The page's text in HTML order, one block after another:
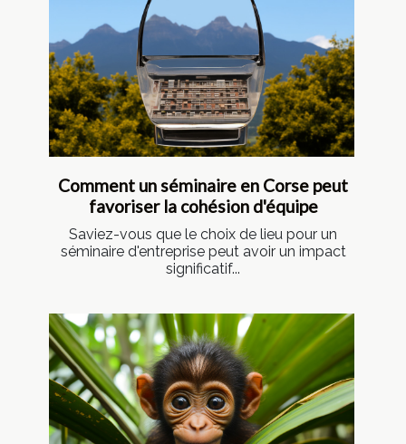
Comment un séminaire en Corse peut
favoriser la cohésion d'équipe
Saviez-vous que le choix de lieu pour un
séminaire d'entreprise peut avoir un impact
significatif...